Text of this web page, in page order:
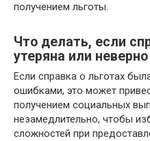
получением льготы.
Что делать, если
утеряна или
Если справка о льготах
ошибками, это может
получением социальных
незамедлительно, чтобы
сложностей при